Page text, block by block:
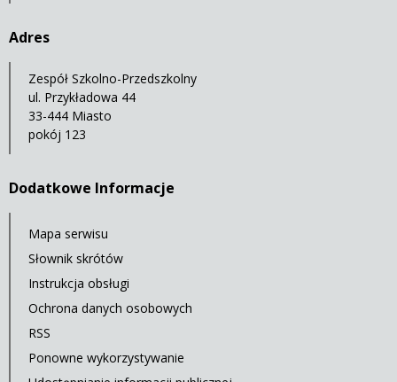
Adres
Zespół Szkolno-Przedszkolny
ul. Przykładowa 44
33-444 Miasto
pokój 123
Dodatkowe Informacje
Mapa serwisu
Słownik skrótów
Instrukcja obsługi
Ochrona danych osobowych
RSS
Ponowne wykorzystywanie